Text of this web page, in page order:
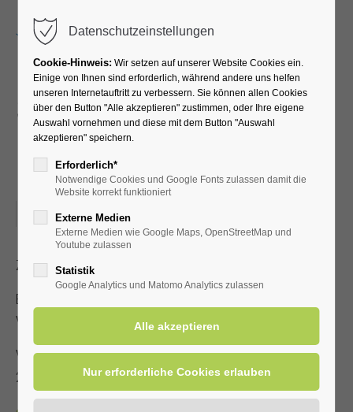
Schlager und Hits, die
man nie vergisst ... mit
Peter Cremer
11.05.2022, 15:00
Zutritt mit gültiger Kur- /Einwohnerkarte
Es steht nur eine begrenzte Anzahl an Sitzplätzen zur
Verfügung!
Veranstalter: Kurverwaltung Bad Westernkotten, Telefon: 0
29 43 . 976 58 10
Datenschutzeinstellungen
Cookie-Hinweis: Wir setzen auf unserer Website Cookies ein.
Einige von Ihnen sind erforderlich, während andere uns helfen
unseren Internetauftritt zu verbessern. Sie können allen Cookies
über den Button "Alle akzeptieren" zustimmen, oder Ihre eigene
Auswahl vornehmen und diese mit dem Button "Auswahl
akzeptieren" speichern.
Erforderlich*
Notwendige Cookies und Google Fonts zulassen damit die
Website korrekt funktioniert
Externe Medien
Externe Medien wie Google Maps, OpenStreetMap und
Youtube zulassen
Statistik
Google Analytics und Matomo Analytics zulassen